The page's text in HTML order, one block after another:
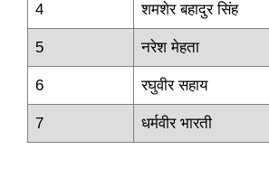
4 शमशेर बहादुर सिंह
5 नरेश मेहता
6 रघुवीर सहाय
7 धर्मवीर भारती